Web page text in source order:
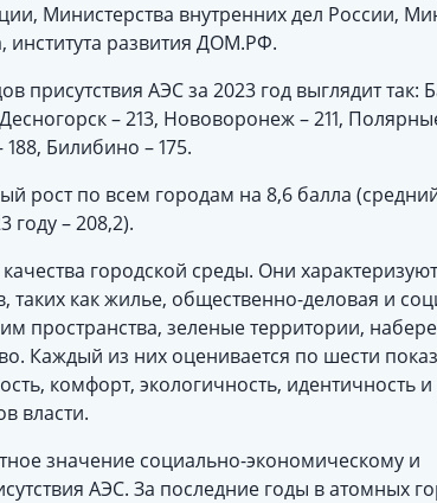
Министерства внутренних дел России,
института развития ДОМ.РФ.
присутствия АЭС за 2023 год выглядит так:
– 213, Нововоронеж – 211,
Билибино – 175.
рост по всем городам на 8,6 балла
году – 208,2).
городской среды. Они
таких как жилье, общественно-деловая и
пространства, зеленые территории,
Каждый из них оценивается по шести
комфорт, экологичность, идентичность
власти.
значение социально-экономическому и
АЭС. За последние годы в атомных